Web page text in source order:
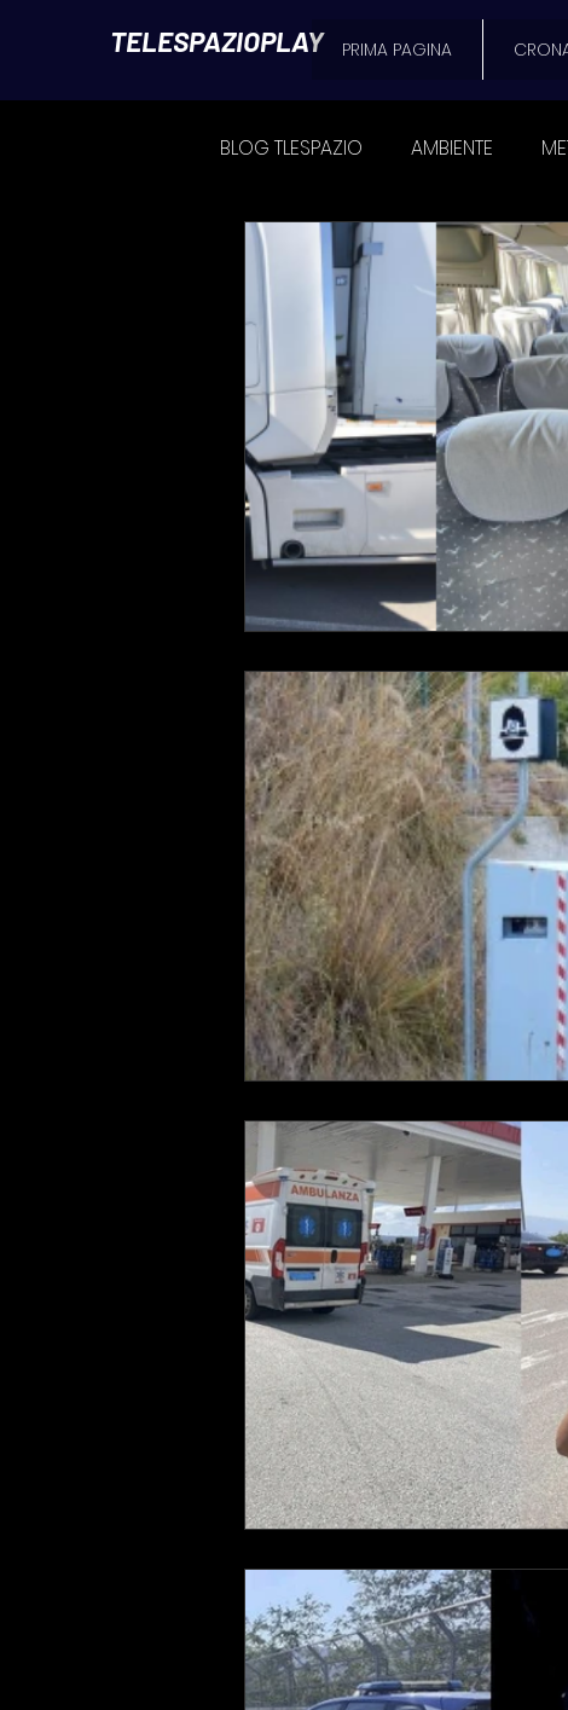
TELESPAZIOPLAY PRIMA PAGINA
BLOG TLESPAZIO AMBIENTE
CRONACA POLITICA
SPAZIO MATTINO
NEWS MESSINA FOOD &
ATTUALITÀ Il Blog di
LAVORO Eolie NEBRODI